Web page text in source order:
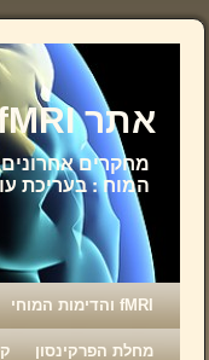
אתר fMRI והדימות המוחי
מחקרים
המוח : בעריכת
fMRI והדימות המוחי
מחלת הפרקינסון